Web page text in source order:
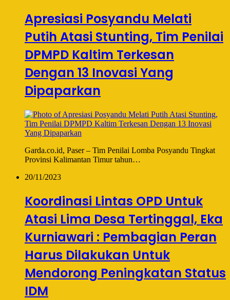
Apresiasi Posyandu Melati
Putih Atasi Stunting, Tim Penilai
DPMPD Kaltim Terkesan
Dengan 13 Inovasi Yang
Dipaparkan
Garda.co.id, Paser – Tim Penilai Lomba Posyandu Tingkat
Provinsi Kalimantan Timur tahun…
20/11/2023
Koordinasi Lintas OPD Untuk
Atasi Lima Desa Tertinggal, Eka
Kurniawari : Pembagian Peran
Harus Dilakukan Untuk
Mendorong Peningkatan Status
IDM